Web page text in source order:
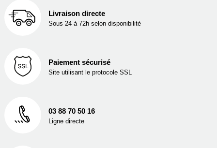
Livraison directe
Sous 24 à 72h selon disponibilité
Paiement sécurisé
Site utilisant le protocole SSL
03 88 70 50 16
Ligne directe